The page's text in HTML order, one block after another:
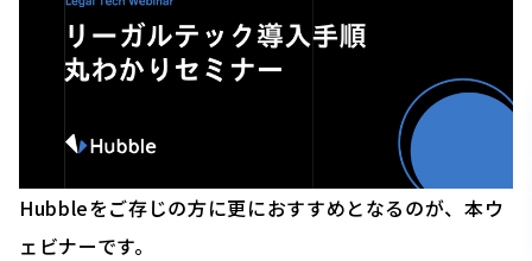
Hubbleをご存じの方に更におすすめとなるのが、本ウ
ェビナーです。